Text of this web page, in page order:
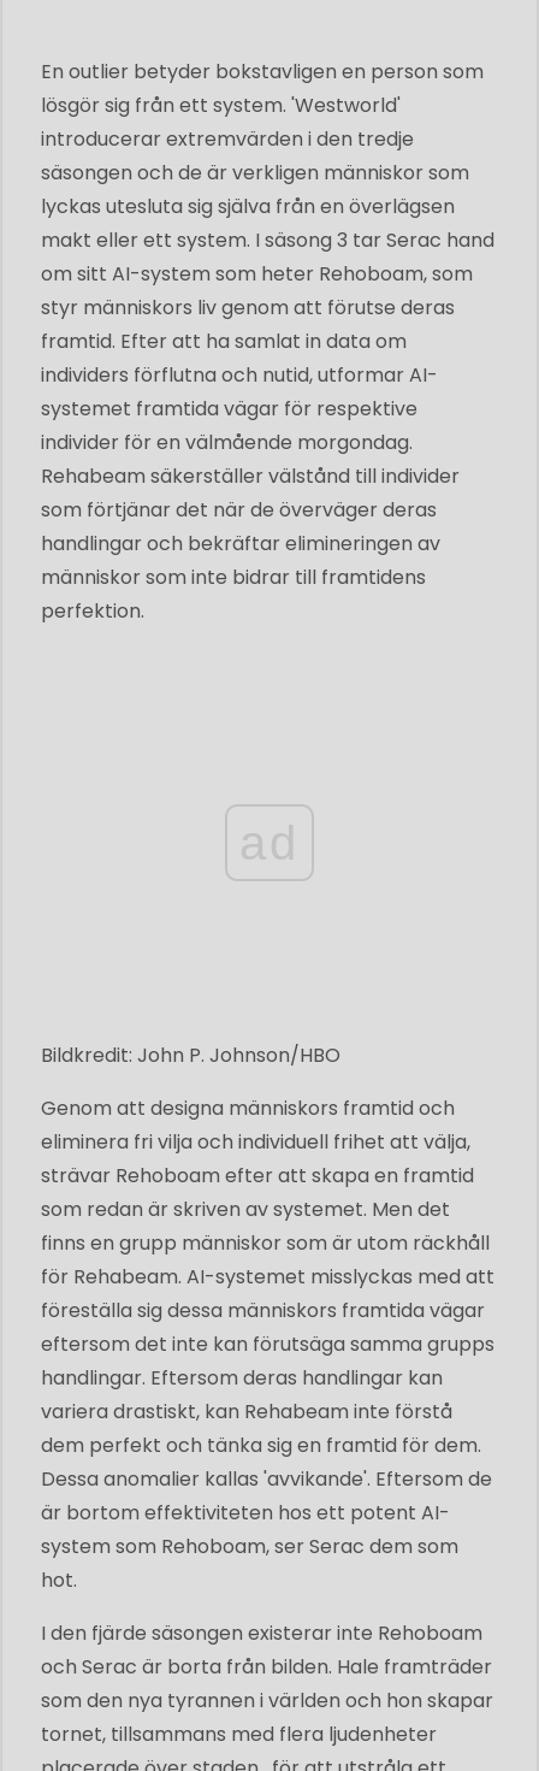
En outlier betyder bokstavligen en person som
lösgör sig från ett system. 'Westworld'
introducerar extremvärden i den tredje
säsongen och de är verkligen människor som
lyckas utesluta sig själva från en överlägsen
makt eller ett system. I säsong 3 tar Serac hand
om sitt AI-system som heter Rehoboam, som
styr människors liv genom att förutse deras
framtid. Efter att ha samlat in data om
individers förflutna och nutid, utformar AI-
systemet framtida vägar för respektive
individer för en välmående morgondag.
Rehabeam säkerställer välstånd till individer
som förtjänar det när de överväger deras
handlingar och bekräftar elimineringen av
människor som inte bidrar till framtidens
perfektion.
ad
Bildkredit: John P. Johnson/HBO
Genom att designa människors framtid och
eliminera fri vilja och individuell frihet att välja,
strävar Rehoboam efter att skapa en framtid
som redan är skriven av systemet. Men det
finns en grupp människor som är utom räckhåll
för Rehabeam. AI-systemet misslyckas med att
föreställa sig dessa människors framtida vägar
eftersom det inte kan förutsäga samma grupps
handlingar. Eftersom deras handlingar kan
variera drastiskt, kan Rehabeam inte förstå
dem perfekt och tänka sig en framtid för dem.
Dessa anomalier kallas 'avvikande'. Eftersom de
är bortom effektiviteten hos ett potent AI-
system som Rehoboam, ser Serac dem som
hot.
I den fjärde säsongen existerar inte Rehoboam
och Serac är borta från bilden. Hale framträder
som den nya tyrannen i världen och hon skapar
tornet, tillsammans med flera ljudenheter